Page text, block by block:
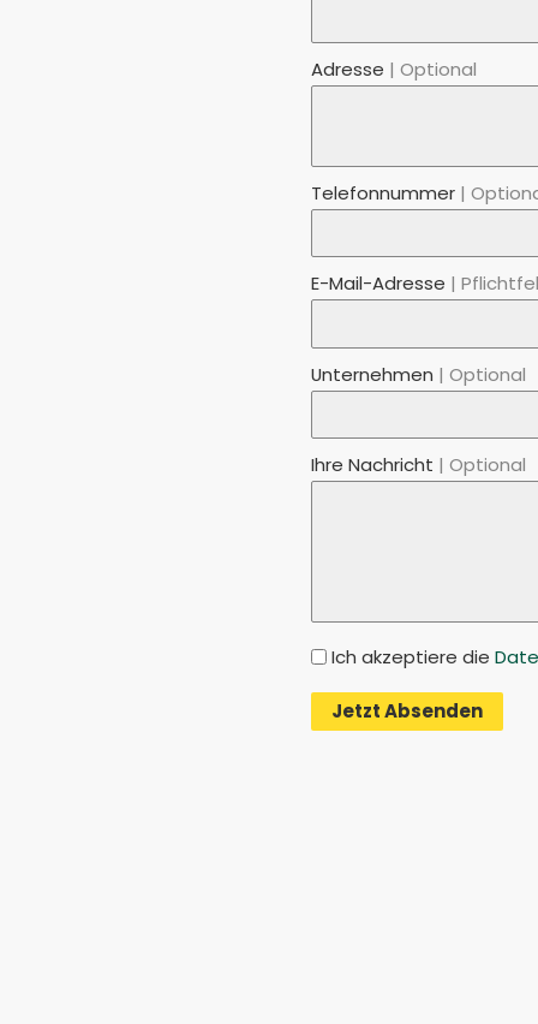
Adresse Optional
Telefonnummer
E-Mail-Adresse
Unternehmen Optional
Bitte lasse dieses Feld leer.
Ihre Nachricht Optional
Ich akzeptiere die
Jetzt Absenden